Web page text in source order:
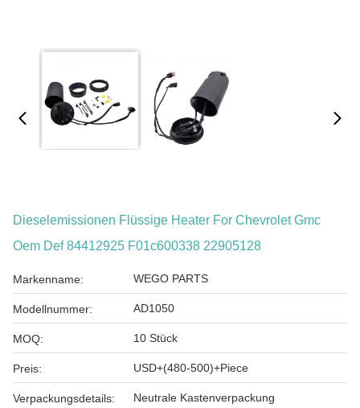
Dieselemissionen Flüssige Heater For Chevrolet Gmc
Oem Def 84412925 F01c600338 22905128
Markenname: WEGO PARTS
Modellnummer: AD1050
MOQ: 10 Stück
Preis: USD+(480-500)+Piece
Verpackungsdetails: Neutrale Kastenverpackung